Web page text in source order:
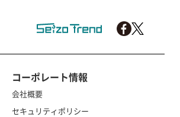
コーポレート情報
会社概要
セキュリティポリシー